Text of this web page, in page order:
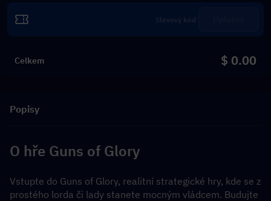
Celkem $ 0.00
Popisy
O hře Guns of Glory
Vstupte do Guns of Glory, realitní strategické hry, kde se z
prostého lorda či lady stanete mocným vládcem. Budujte